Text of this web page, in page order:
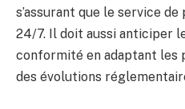
s’assurant que le service
24/7. Il doit aussi anticiper
conformité en adaptant les
des évolutions